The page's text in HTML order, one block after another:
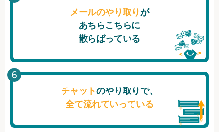
メールのやり取り が
あちらこちらに
散らばっている
チャットのやり取りで、
全て流れていっている